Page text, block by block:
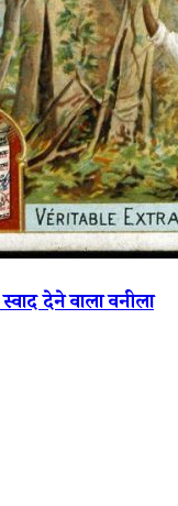
देने वाला वनीला